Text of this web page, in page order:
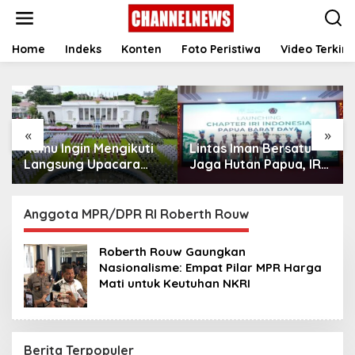
t
Home Indeks Konten Foto Peristiwa Video Terkini
« »
Kamu Ingin Mengikuti
Langsung Upacara
HUT Ke-81
Istana? Ini Link
Pendaftaran Resminya
di Sini
Lintas Iman Bersatu
Jaga Hutan Papua, IRI
Indonesia Resmikan
Daya
Anggota MPR/DPR RI Roberth Rouw
Roberth Rouw Gaungkan
Nasionalisme: Empat Pilar MPR Harga
Mati untuk Keutuhan NKRI
Berita Terpopuler